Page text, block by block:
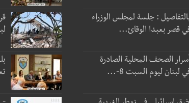
: جلسة لمجلس الوزراء
قصر بعبدا الوقائ...
الصحف المحلية الصادرة
لبنان ليوم السبت 8-...